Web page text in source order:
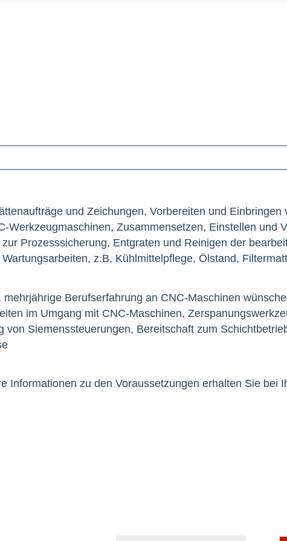
und Zeichungen, Vorbereiten und Einbringen
Zusammensetzen, Einstellen und
Prozesssicherung, Entgraten und Reinigen der
z.B. Kühlmittelpflege, Ölstand,
Berufserfahrung an CNC-Maschinen
im Umgang mit CNC-Maschinen,
Siemenssteuerungen, Bereitschaft zum
Informationen zu den Voraussetzungen erhalten Sie bei